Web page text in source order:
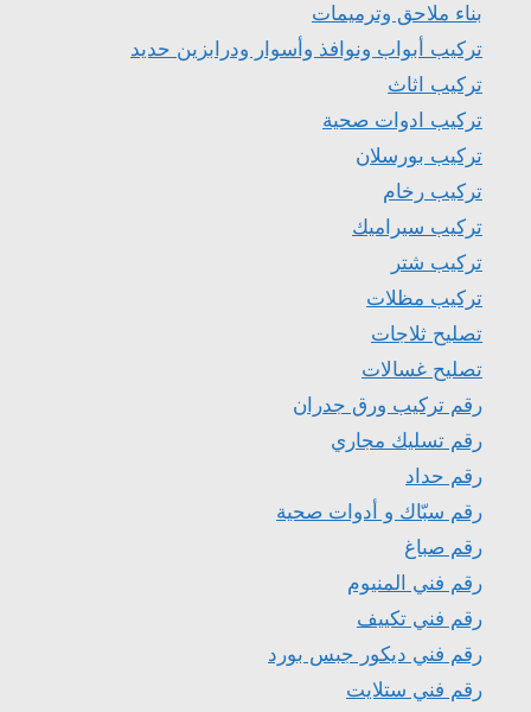
بناء ملاحق وترميمات
تركيب أبواب ونوافذ وأسوار ودرابزين حديد
تركيب اثاث
تركيب ادوات صحية
تركيب بورسلان
تركيب رخام
تركيب سيراميك
تركيب شتر
تركيب مظلات
تصليح ثلاجات
تصليح غسالات
رقم تركيب ورق جدران
رقم تسليك مجاري
رقم حداد
رقم سبّاك و أدوات صحية
رقم صباغ
رقم فني المنيوم
رقم فني تكييف
رقم فني ديكور جبس بورد
رقم فني ستلايت